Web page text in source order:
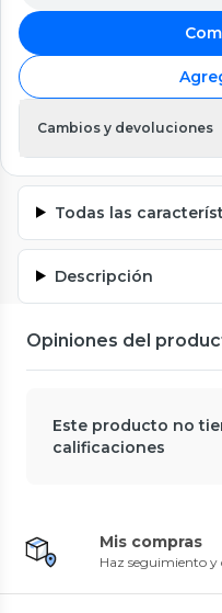
Cambios y devoluciones
Todas las
Descripción
Opiniones del
Este producto no
calificaciones
Mis compras
Haz seguimiento y